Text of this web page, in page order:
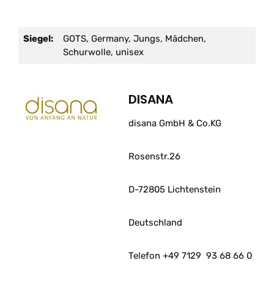
Siegel:
GOTS, Germany, Jungs, Mädchen,
Schurwolle, unisex
DISANA
disana GmbH & Co.KG
Rosenstr.26
D-72805 Lichtenstein
Deutschland
Telefon +49 7129 93 68 66 0